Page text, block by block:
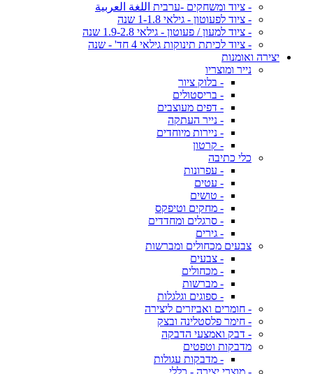
- ציוד ומשחקים -ערבית اللغة العربية
- ציוד לפעוטון - גילאי 1-1.8 שנה
- ציוד למעון / פעוטון - גילאי 1.9-2.8 שנה
- ציוד לכיתת תינוקות גילאי 4 חד' - שנה
יצירה ואומנות
נייר ומוצריו
- בלוק ציור
- בריסטולים
- דפים מעוצבים
- נייר העתקה
- ניירות מיוחדים
- קרטון
כלי כתיבה
- עפרונות
- עטים
- טושים
- מחקים וטיפקס
- סרגלים ומחדדים
- גירים
צבעים מכחולים ומברשות
- צבעים
- מכחולים
- מברשות
- ספוגים וגלגלות
- חומרים ואביזרים ליצירה
- חימר פלסטלינה ובצק
- דבק ואמצעי הדבקה
מדבקות וטפטים
- מדבקות עגולות
- מוצרי יצירה - כללי